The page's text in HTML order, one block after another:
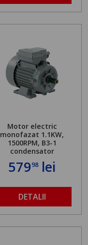
Motor electric
monofazat 1.1KW,
1500RPM, B3-1
condensator
57998lei
DETALII